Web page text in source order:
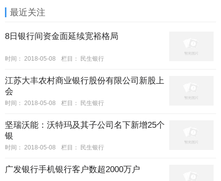
最近关注
8日银行间资金面延续宽裕格局
时间： 2018-05-08 栏目： 民生银行
江苏大丰农村商业银行股份有限公司新股上
会
时间： 2018-05-08 栏目： 民生银行
坚瑞沃能：沃特玛及其子公司名下新增25个
银
时间： 2018-05-08 栏目： 民生银行
广发银行手机银行客户数超2000万户